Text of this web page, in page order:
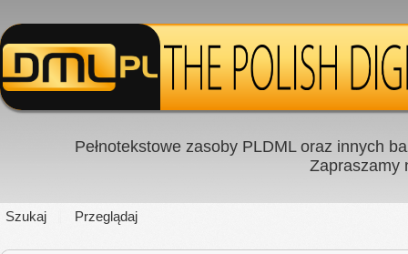
Pełnotekstowe zasoby PLDML oraz innych
Zapraszamy
Szukaj Przeglądaj